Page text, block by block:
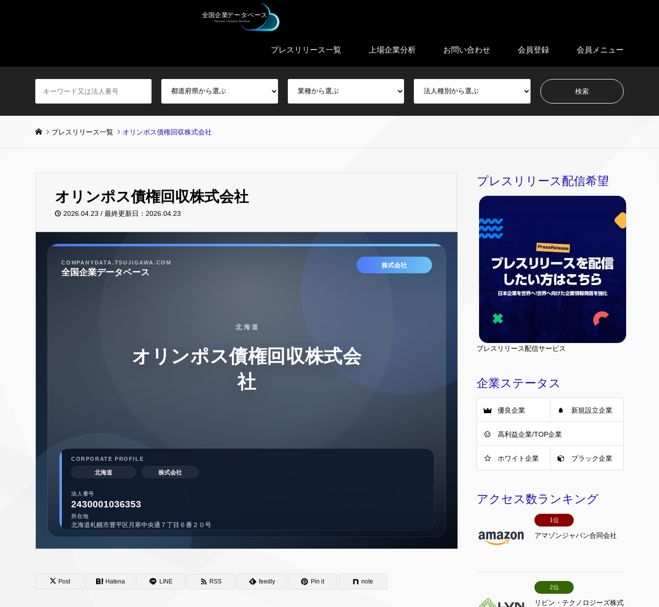
プレスリリース一覧 上場企業分析 お問い合わせ 会員登録 会員メニュー
プレスリリース一覧 オリンポス債権回収株式会社
オリンポス債権回収株式会社
2026.04.23 / 最終更新日：2026.04.23
Post Hatena LINE RSS feedly Pin it note
プレスリリース配信希望
プレスリリース配信サービス
企業ステータス
優良企業 新規設立企業
高利益企業/TOP企業
ホワイト企業 ブラック企業
アクセス数ランキング
1位
アマゾンジャパン合同会社
2位
リビン・テクノロジーズ株式